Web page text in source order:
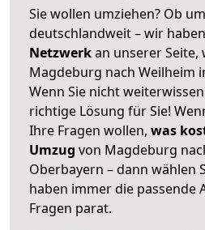
Sie wollen umziehen? Ob
deutschlandweit – wir
Netzwerkan unserer Seite,
Magdeburg nach Weilheim
Wenn Sie nicht
richtige Lösung für Sie!
Ihre Fragen wollen, was
Umzug von Magdeburg
Oberbayern – dann wählen
haben immer die passende
Fragen parat.